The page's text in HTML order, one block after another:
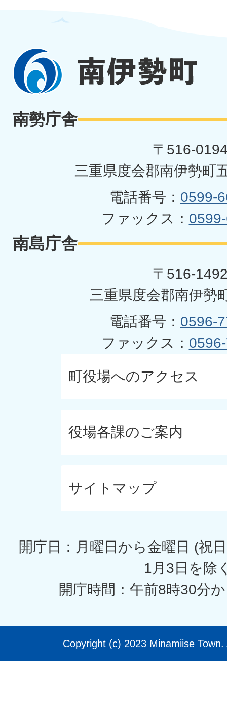
南勢庁舎
〒516-
三重県度会郡南伊勢町
電話番号： 0599-
ファックス：
南島庁舎
〒516-
三重県度会郡南伊勢
電話番号： 0596-
ファックス：
町役場へのアクセス
役場各課のご案内
サイトマップ
開庁日：月曜日から金曜日 (祝
1月3日を除
開庁時間：午前8時30分
Copyright (c) 2023 Minamiise